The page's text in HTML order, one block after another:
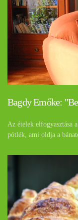
Bagdy Emőke:
Az ételek elfogyasztása
pótlék, ami oldja a